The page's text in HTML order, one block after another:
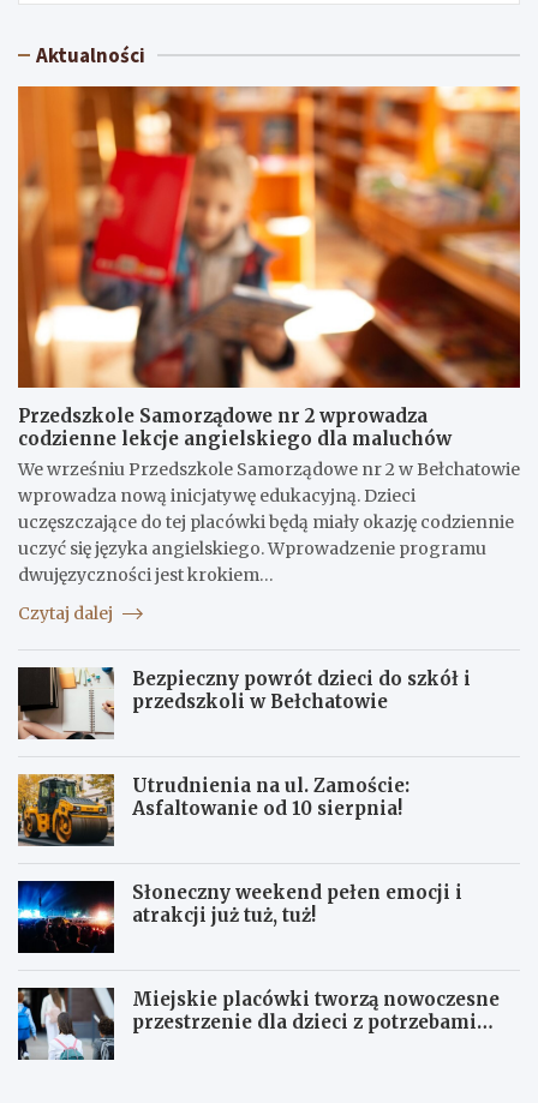
Aktualności
Przedszkole Samorządowe nr 2 wprowadza
codzienne lekcje angielskiego dla maluchów
We wrześniu Przedszkole Samorządowe nr 2 w Bełchatowie
wprowadza nową inicjatywę edukacyjną. Dzieci
uczęszczające do tej placówki będą miały okazję codziennie
uczyć się języka angielskiego. Wprowadzenie programu
dwujęzyczności jest krokiem…
Czytaj dalej
Bezpieczny powrót dzieci do szkół i
przedszkoli w Bełchatowie
Utrudnienia na ul. Zamoście:
Asfaltowanie od 10 sierpnia!
Słoneczny weekend pełen emocji i
atrakcji już tuż, tuż!
Miejskie placówki tworzą nowoczesne
przestrzenie dla dzieci z potrzebami
S
U